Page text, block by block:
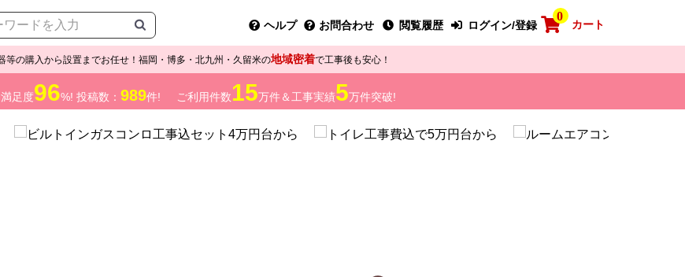
ヘルプ お問合わせ 閲覧履歴 ログイン/登録
0
カート
等の購入から設置までお任せ！福岡・博多・北九州・久留米の地域密着で工事後も安心！
足度96%! 投稿数： 989件! ご利用件数15万件＆工事実績5万件突破!